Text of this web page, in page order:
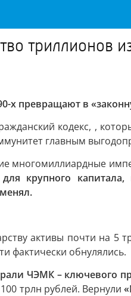
триллионов
х превращают в
кодекс, ,
главным
многомиллиардные
крупного
активы почти на 5
фактически обнулялись.
ЧЭМК – ключевого
трлн рублей. Вернули